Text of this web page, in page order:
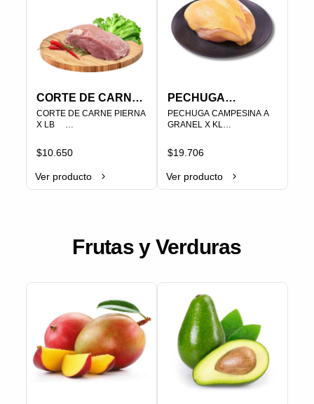
CORTE DE CARNE
PIERNA X LB
CORTE DE CARNE PIERNA
X LB
$10.650
Ver producto
PECHUGA
CAMPESINA A
GRANEL X KL
PECHUGA CAMPESINA A
GRANEL X KL
PESO
PLU   000285
$19.706
Ver producto
Frutas y Verduras